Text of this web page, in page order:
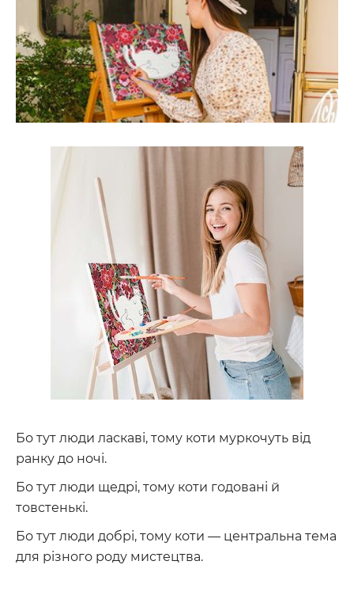
Бо тут люди ласкаві, тому коти муркочуть від
ранку до ночі.
Бо тут люди щедрі, тому коти годовані й
товстенькі.
Бо тут люди добрі, тому коти — центральна тема
для різного роду мистецтва.